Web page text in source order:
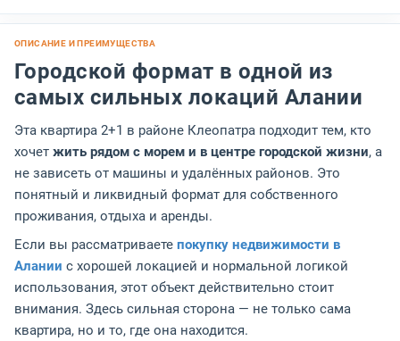
Городской формат в одной из
самых сильных локаций Алании
Эта квартира 2+1 в районе Клеопатра подходит тем, кто
хочет жить рядом с морем и в центре городской жизни, а
не зависеть от машины и удалённых районов. Это
понятный и ликвидный формат для собственного
проживания, отдыха и аренды.
Если вы рассматриваете покупку недвижимости в
Алании с хорошей локацией и нормальной логикой
использования, этот объект действительно стоит
внимания. Здесь сильная сторона — не только сама
квартира, но и то, где она находится.